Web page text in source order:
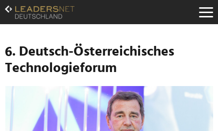
Zum
Inhalt
Zur
Navigation
Zur
Hauptnavigation
6. Deutsch-Österreichisches
Technologieforum